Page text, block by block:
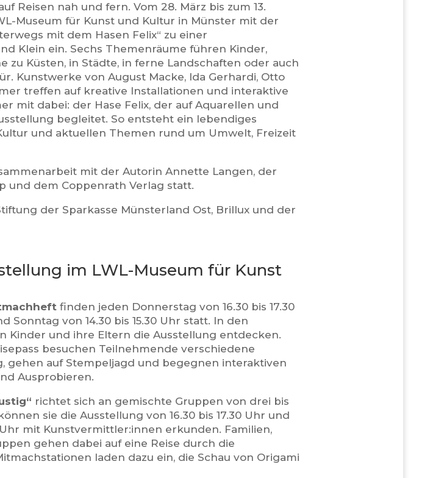
Reisen nah und fern. Vom 28. März bis zum 13.
Museum für Kunst und Kultur in Münster mit der
mit dem Hasen Felix“ zu einer
Klein ein. Sechs Themenräume führen Kinder,
zu Küsten, in Städte, in ferne Landschaften oder auch
Kunstwerke von August Macke, Ida Gerhardi, Otto
treffen auf kreative Installationen und interaktive
mit dabei: der Hase Felix, der auf Aquarellen und
begleitet. So entsteht ein lebendiges
und aktuellen Themen rund um Umwelt, Freizeit
mit der Autorin Annette Langen, der
und dem Coppenrath Verlag statt.
der Sparkasse Münsterland Ost, Brillux und der
im LWL-Museum für Kunst
finden jeden Donnerstag von 16.30 bis 17.30
Sonntag von 14.30 bis 15.30 Uhr statt. In den
Kinder und ihre Eltern die Ausstellung entdecken.
besuchen Teilnehmende verschiedene
gehen auf Stempeljagd und begegnen interaktiven
Ausprobieren.
richtet sich an gemischte Gruppen von drei bis
sie die Ausstellung von 16.30 bis 17.30 Uhr und
Uhr mit Kunstvermittler:innen erkunden. Familien,
gehen dabei auf eine Reise durch die
laden dazu ein, die Schau von Origami